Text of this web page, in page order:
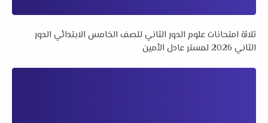
ثلاثة امتحانات علوم الدور الثاني للصف الخامس الابتدائي الدور
الثاني 2026 لمستر عادل الأمين